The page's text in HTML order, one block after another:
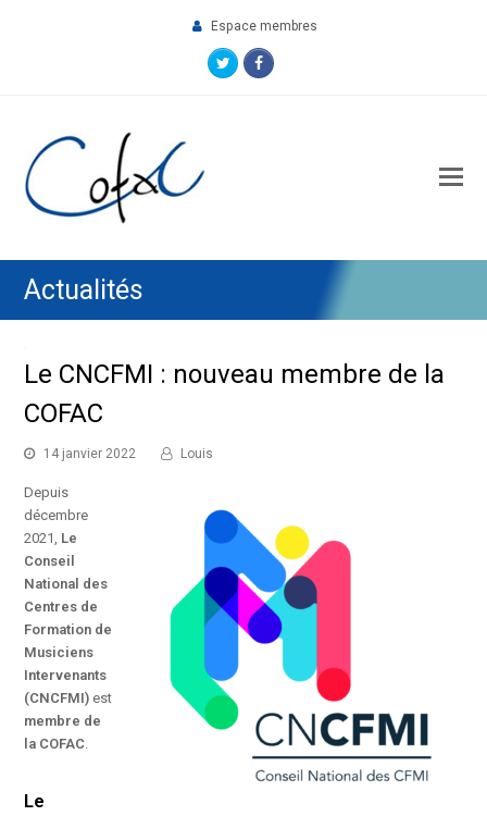
Espace membres
TwitterFacebook
Actualités
Le CNCFMI : nouveau membre de la
COFAC
14 janvier 2022 Louis
Depuis
décembre
2021, Le
Conseil
National des
Centres de
Formation de
Musiciens
Intervenants
(CNCFMI) est
membre de
la COFAC.
Le